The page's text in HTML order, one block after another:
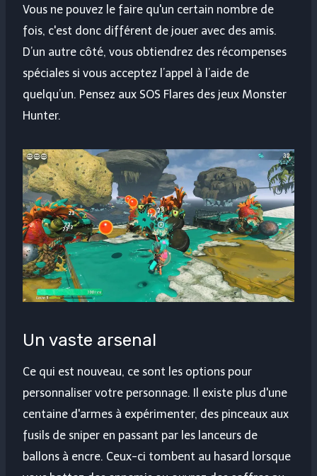
Vous ne pouvez le faire qu'un certain nombre de
fois, c'est donc différent de jouer avec des amis.
D’un autre côté, vous obtiendrez des récompenses
spéciales si vous acceptez l’appel à l’aide de
quelqu’un. Pensez aux SOS Flares des jeux Monster
Hunter.
Un vaste arsenal
Ce qui est nouveau, ce sont les options pour
personnaliser votre personnage. Il existe plus d'une
centaine d'armes à expérimenter, des pinceaux aux
fusils de sniper en passant par les lanceurs de
ballons à encre. Ceux-ci tombent au hasard lorsque